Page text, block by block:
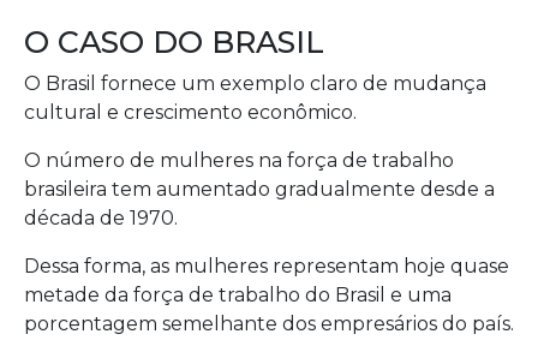
O CASO DO BRASIL
O Brasil fornece um exemplo claro de mudança
cultural e crescimento econômico.
O número de mulheres na força de trabalho
brasileira tem aumentado gradualmente desde a
década de 1970.
Dessa forma, as mulheres representam hoje quase
metade da força de trabalho do Brasil e uma
porcentagem semelhante dos empresários do país.